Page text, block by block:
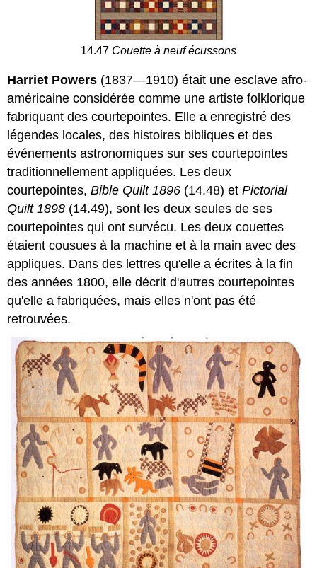
14.47 Couette à neuf écussons
Harriet Powers (1837—1910) était une esclave afro-
américaine considérée comme une artiste folklorique
fabriquant des courtepointes. Elle a enregistré des
légendes locales, des histoires bibliques et des
événements astronomiques sur ses courtepointes
traditionnellement appliquées. Les deux
courtepointes,Bible Quilt 1896 (14.48) etPictorial
Quilt 1898 (14.49), sont les deux seules de ses
courtepointes qui ont survécu. Les deux couettes
étaient cousues à la machine et à la main avec des
appliques. Dans des lettres qu'elle a écrites à la fin
des années 1800, elle décrit d'autres courtepointes
qu'elle a fabriquées, mais elles n'ont pas été
retrouvées.